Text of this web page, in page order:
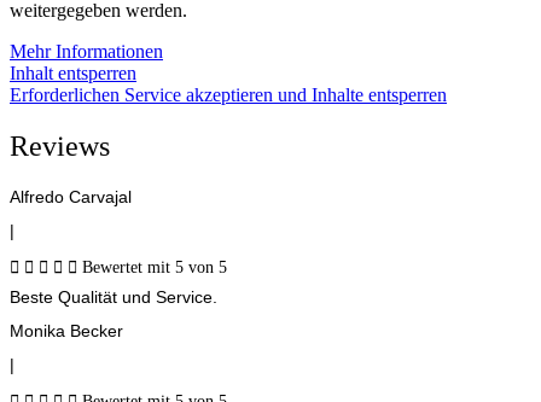
weitergegeben werden.
Mehr Informationen
Inhalt entsperren
Erforderlichen Service akzeptieren und Inhalte entsperren
Reviews
Alfredo Carvajal
|
     Bewertet mit 5 von 5
Beste Qualität und Service.
Monika Becker
|